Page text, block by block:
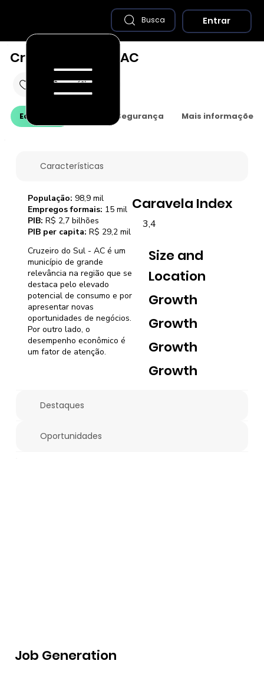
Características
Cruzeiro do Sul - AC é um
município de grande
relevância na região que se
destaca pelo elevado
potencial de consumo e por
apresentar novas
oportunidades de negócios.
Por outro lado, o
desempenho econômico é
um fator de atenção.
Caravela Index
3,4
Size and
Location
Growth
Growth
Growth
Growth
População: 98,9 mil
Empregos formais: 15 mil
PIB: R$ 2,7 bilhões
PIB per capita: R$ 29,2 mil
Destaques
Oportunidades
Job Generation
Economia Saúde e Segurança Mais informações
Cruzeiro do Sul - AC
Busca Entrar